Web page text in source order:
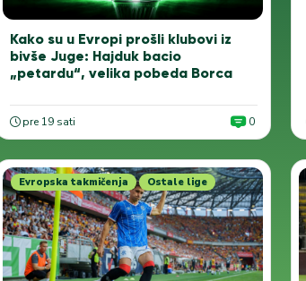
Kako su u Evropi prošli klubovi iz
bivše Juge: Hajduk bacio
„petardu“, velika pobeda Borca
pre 19 sati 0
Evropska takmičenja Ostale lige